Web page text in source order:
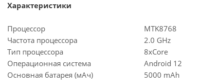
Характеристики
Процессор
MTK8768
Частота процессора
2.0 GHz
Тип процессора
8xCore
Операционная система
Android 12
Основная батарея (мАч)
5000 mAh